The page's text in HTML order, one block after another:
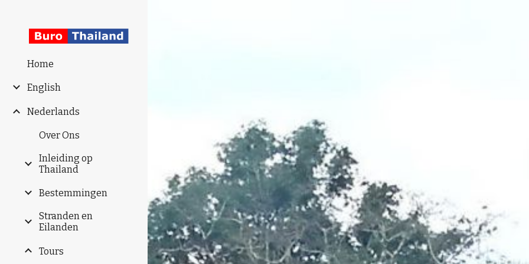
Home
English
Nederlands
Over Ons
Inleiding op
Thailand
Bestemmingen
Stranden en
Eilanden
Tours